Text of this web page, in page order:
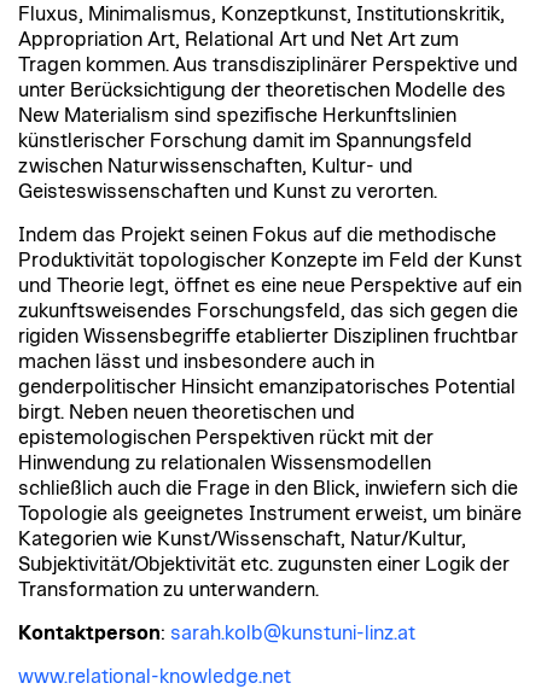
Fluxus, Minimalismus, Konzeptkunst, Institutionskritik,
Appropriation Art, Relational Art und Net Art zum
Tragen kommen. Aus transdisziplinärer Perspektive und
unter Berücksichtigung der theoretischen Modelle des
New Materialism sind spezifische Herkunftslinien
künstlerischer Forschung damit im Spannungsfeld
zwischen Naturwissenschaften, Kultur- und
Geisteswissenschaften und Kunst zu verorten.
Indem das Projekt seinen Fokus auf die methodische
Produktivität topologischer Konzepte im Feld der Kunst
und Theorie legt, öffnet es eine neue Perspektive auf ein
zukunftsweisendes Forschungsfeld, das sich gegen die
rigiden Wissensbegriffe etablierter Disziplinen fruchtbar
machen lässt und insbesondere auch in
genderpolitischer Hinsicht emanzipatorisches Potential
birgt. Neben neuen theoretischen und
epistemologischen Perspektiven rückt mit der
Hinwendung zu relationalen Wissensmodellen
schließlich auch die Frage in den Blick, inwiefern sich die
Topologie als geeignetes Instrument erweist, um binäre
Kategorien wie Kunst/Wissenschaft, Natur/Kultur,
Subjektivität/Objektivität etc. zugunsten einer Logik der
Transformation zu unterwandern.
Kontaktperson: sarah.kolb@kunstuni-linz.at
www.relational-knowledge.net